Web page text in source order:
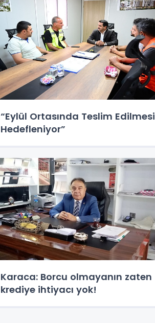
“Eylül Ortasında Teslim Edilmesi
Hedefleniyor”
Karaca: Borcu olmayanın zaten
krediye ihtiyacı yok!